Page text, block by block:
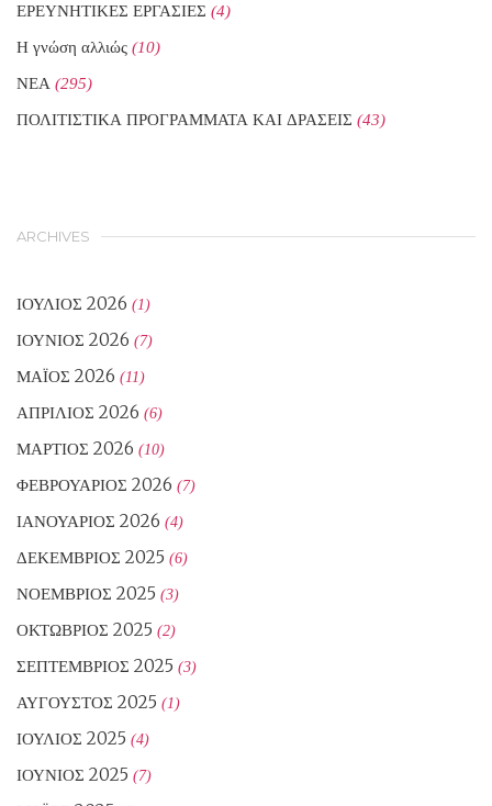
ΕΡΕΥΝΗΤΙΚΕΣ ΕΡΓΑΣΙΕΣ (4)
Η γνώση αλλιώς (10)
ΝΕΑ (295)
ΠΟΛΙΤΙΣΤΙΚΑ ΠΡΟΓΡΑΜΜΑΤΑ ΚΑΙ ΔΡΑΣΕΙΣ (43)
ARCHIVES
ΙΟΎΛΙΟΣ 2026 (1)
ΙΟΎΝΙΟΣ 2026 (7)
ΜΆΙΟΣ 2026 (11)
ΑΠΡΊΛΙΟΣ 2026 (6)
ΜΆΡΤΙΟΣ 2026 (10)
ΦΕΒΡΟΥΆΡΙΟΣ 2026 (7)
ΙΑΝΟΥΆΡΙΟΣ 2026 (4)
ΔΕΚΈΜΒΡΙΟΣ 2025 (6)
ΝΟΈΜΒΡΙΟΣ 2025 (3)
ΟΚΤΏΒΡΙΟΣ 2025 (2)
ΣΕΠΤΈΜΒΡΙΟΣ 2025 (3)
ΑΎΓΟΥΣΤΟΣ 2025 (1)
ΙΟΎΛΙΟΣ 2025 (4)
ΙΟΎΝΙΟΣ 2025 (7)